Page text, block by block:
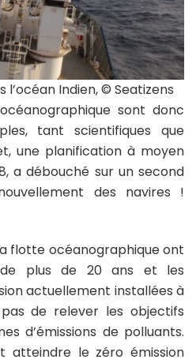
l’océan Indien, © Seatizens
sont donc
tant scientifiques que
une planification à moyen
a débouché sur un second
des navires !
flotte océanographique ont
de plus de 20 ans et les
actuellement installées à
de relever les objectifs
d’émissions de polluants.
atteindre le zéro émission